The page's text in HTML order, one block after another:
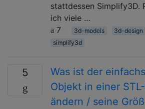
stattdessen Simplify3D.
ich viele …
7
3d-models 3d-design
simplify3d
5
Was ist der
Objekt in einer
ändern / seine